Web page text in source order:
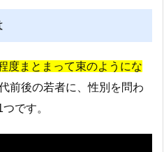
度まとまって束のようにな
前後の若者に、性別を問わ
です。